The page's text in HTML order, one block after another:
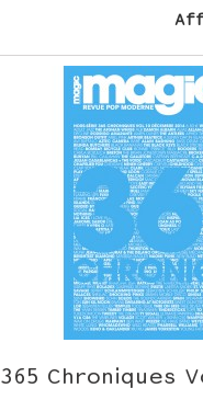
365 Chroniques